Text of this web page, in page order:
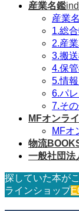
産業名鑑
産業
1.総
2.産
3.搬
4.保
5.情
6.パ
7.そ
MFオンラ
MFオ
物流
一般社団法
探していた本が
ラインショップ